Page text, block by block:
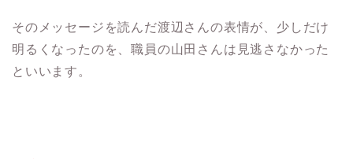
そのメッセージを読んだ渡辺さんの表情が、少しだけ
明るくなったのを、職員の山田さんは見逃さなかった
といいます。